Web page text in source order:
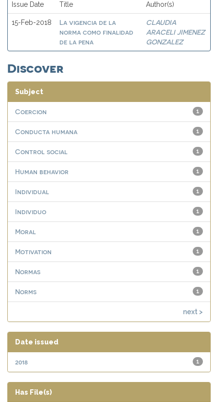
Issue Date Title Author(s)
15-Feb-2018
La vigencia de la
norma como finalidad
de la pena
CLAUDIA
ARACELI JIMENEZ
GONZALEZ
Discover
Subject
1
Coercion
1
Conducta humana
1
Control social
1
Human behavior
1
Individual
1
Individuo
1
Moral
1
Motivation
1
Normas
1
Norms
next >
Date issued
1
2018
Has File(s)